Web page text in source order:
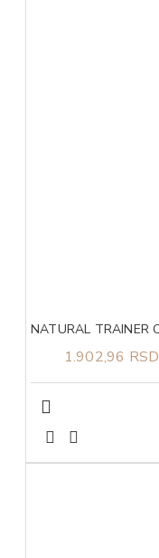
1.902,96 RSD